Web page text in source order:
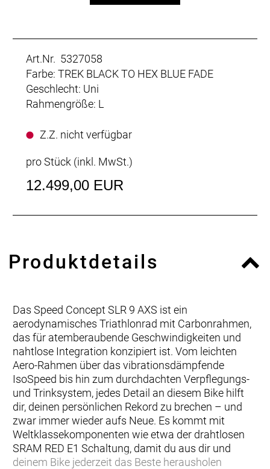
Art.Nr. 5327058
Farbe: TREK BLACK TO HEX BLUE FADE
Geschlecht: Uni
Rahmengröße: L
Z.Z. nicht verfügbar
pro Stück (inkl. MwSt.)
12.499,00 EUR
Produktdetails
Das Speed Concept SLR 9 AXS ist ein
aerodynamisches Triathlonrad mit Carbonrahmen,
das für atemberaubende Geschwindigkeiten und
nahtlose Integration konzipiert ist. Vom leichten
Aero-Rahmen über das vibrationsdämpfende
IsoSpeed bis hin zum durchdachten Verpflegungs-
und Trinksystem, jedes Detail an diesem Bike hilft
dir, deinen persönlichen Rekord zu brechen – und
zwar immer wieder aufs Neue. Es kommt mit
Weltklassekomponenten wie etwa der drahtlosen
SRAM RED E1 Schaltung, damit du aus dir und
deinem Bike jederzeit das Beste herausholen